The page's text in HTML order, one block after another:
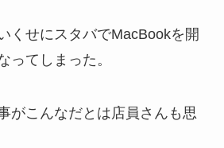
くせにスタバでMacBookを開
ってしまった。
がこんなだとは店員さんも思